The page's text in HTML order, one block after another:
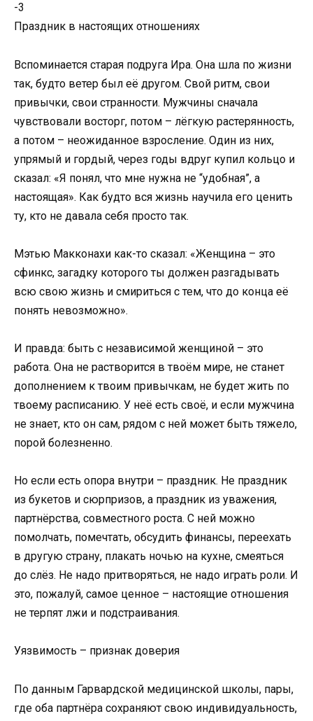
-3
Праздник в настоящих отношениях
Вспоминается старая подруга Ира. Она шла по жизни
так, будто ветер был её другом. Свой ритм, свои
привычки, свои странности. Мужчины сначала
чувствовали восторг, потом – лёгкую растерянность,
а потом – неожиданное взросление. Один из них,
упрямый и гордый, через годы вдруг купил кольцо и
сказал: «Я понял, что мне нужна не “удобная”, а
настоящая». Как будто вся жизнь научила его ценить
ту, кто не давала себя просто так.
Мэтью Макконахи как-то сказал: «Женщина – это
сфинкс, загадку которого ты должен разгадывать
всю свою жизнь и смириться с тем, что до конца её
понять невозможно».
И правда: быть с независимой женщиной – это
работа. Она не растворится в твоём мире, не станет
дополнением к твоим привычкам, не будет жить по
твоему расписанию. У неё есть своё, и если мужчина
не знает, кто он сам, рядом с ней может быть тяжело,
порой болезненно.
Но если есть опора внутри – праздник. Не праздник
из букетов и сюрпризов, а праздник из уважения,
партнёрства, совместного роста. С ней можно
помолчать, помечтать, обсудить финансы, переехать
в другую страну, плакать ночью на кухне, смеяться
до слёз. Не надо притворяться, не надо играть роли. И
это, пожалуй, самое ценное – настоящие отношения
не терпят лжи и подстраивания.
Уязвимость – признак доверия
По данным Гарвардской медицинской школы, пары,
где оба партнёра сохраняют свою индивидуальность,